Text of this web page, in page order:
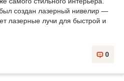
создан лазерный нивелир —
лазерные лучи для быстрой и
0